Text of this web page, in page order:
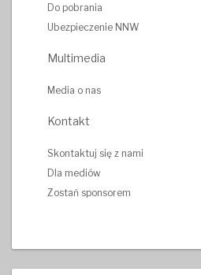
Do pobrania
Ubezpieczenie NNW
Multimedia
Media o nas
Kontakt
Skontaktuj się z nami
Dla mediów
Zostań sponsorem